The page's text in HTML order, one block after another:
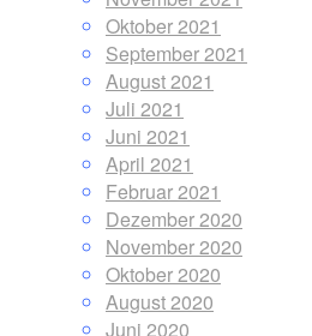
Oktober 2021
September 2021
August 2021
Juli 2021
Juni 2021
April 2021
Februar 2021
Dezember 2020
November 2020
Oktober 2020
August 2020
Juni 2020